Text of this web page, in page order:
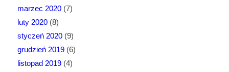
marzec 2020(7)
luty 2020(8)
styczeń 2020(9)
grudzień 2019(6)
listopad 2019(4)